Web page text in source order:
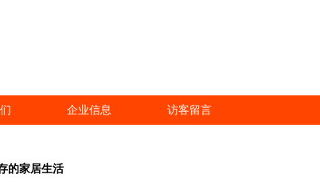
企业信息 访客留言
的家居生活